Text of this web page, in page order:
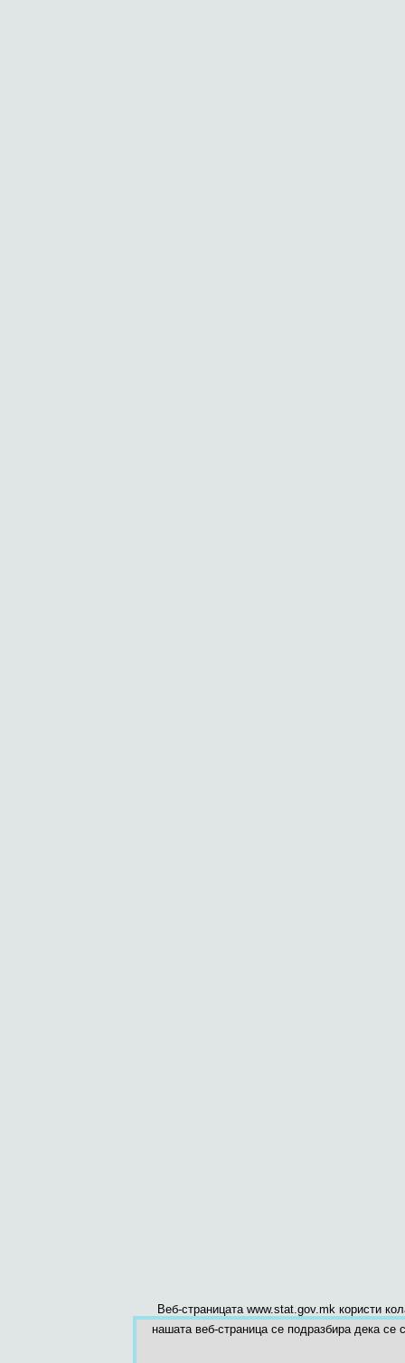
Веб-страницата www.stat.gov.mk користи
нашата веб-страница се подразбира дека се